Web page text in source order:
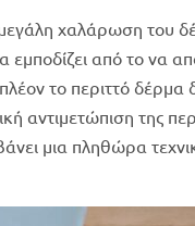
χαλάρωση του
εμποδίζει από το να
το περιττό δέρμα
αντιμετώπιση της
μια πληθώρα